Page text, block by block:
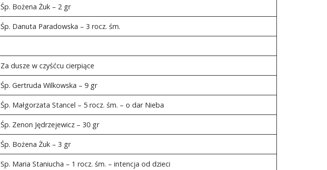
Śp. Bożena Żuk – 2 gr
Śp. Danuta Paradowska – 3 rocz. śm.
Za dusze w czyśćcu cierpiące
Śp. Gertruda Wilkowska – 9 gr
Śp. Małgorzata Stancel – 5 rocz. śm. – o dar Nieba
Śp. Zenon Jędrzejewicz – 30 gr
Śp. Bożena Żuk – 3 gr
Sp. Maria Staniucha – 1 rocz. śm. – intencja od dzieci